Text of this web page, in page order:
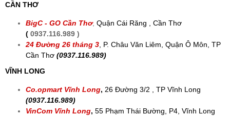
CẦN THƠ
BigC - GO Cần Thơ, Quận Cái Răng , Cần Thơ
( 0937.116.989 )
24 Đường 26 tháng 3, P. Châu Văn Liêm, Quận Ô Môn, TP
Cần Thơ (0937.116.989)
VĨNH LONG
Co.opmart Vĩnh Long, 26 Đường 3/2 , TP Vĩnh Long
(0937.116.989)
VinCom Vĩnh Long, 55 Phạm Thái Bường, P4, Vĩnh Long